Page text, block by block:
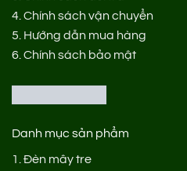
4. Chính sách vận chuyển
5. Hướng dẫn mua hàng
6. Chính sách bảo mật
Danh mục sản phẩm
1. Đèn mây tre